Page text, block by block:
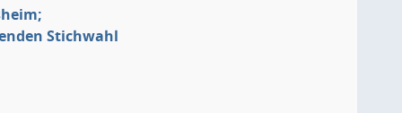
Stichwahl